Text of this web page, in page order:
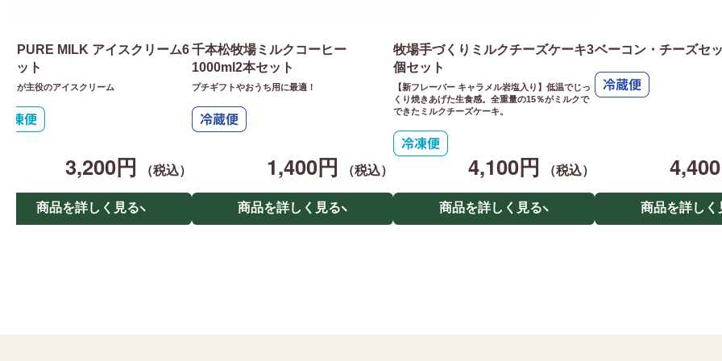
PURE MILK アイスクリーム6
セット
クが主役のアイスクリーム
3,200円 （税込）
商品を詳しく見る
千本松牧場ミルクコーヒー
1000ml2本セット
プチギフトやおうち用に最適！
1,400円 （税込）
商品を詳しく見る
牧場手づくりミルクチーズケーキ3
個セット
【新フレーバー キャラメル岩塩入り】低温でじっ
くり焼きあげた生食感。全重量の15％がミルクで
できたミルクチーズケーキ。
4,100円 （税込）
商品を詳しく見る
ベーコン・チーズセ
商品を詳しく